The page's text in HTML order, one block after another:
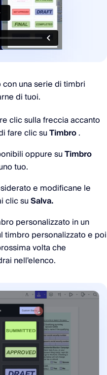
una serie di timbri
di tuoi.
clic sulla freccia accanto
fare clic suTimbro.
oppure suTimbro
tuo.
e modificane le
clic suSalva.
personalizzato in un
timbro personalizzato e poi
volta che
nell'elenco.